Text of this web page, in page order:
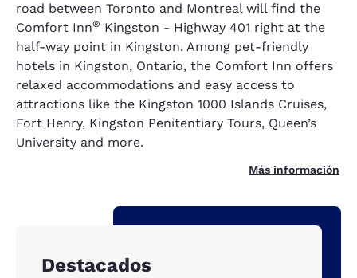
road between Toronto and Montreal will find the
Comfort Inn® Kingston - Highway 401 right at the
half-way point in Kingston. Among pet-friendly
hotels in Kingston, Ontario, the Comfort Inn offers
relaxed accommodations and easy access to
attractions like the Kingston 1000 Islands Cruises,
Fort Henry, Kingston Penitentiary Tours, Queen’s
University and more.
Más información
Destacados